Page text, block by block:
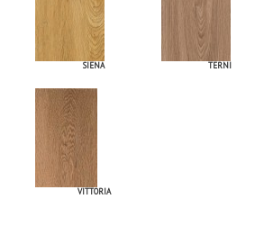
SIENA TERNI
VITTORIA